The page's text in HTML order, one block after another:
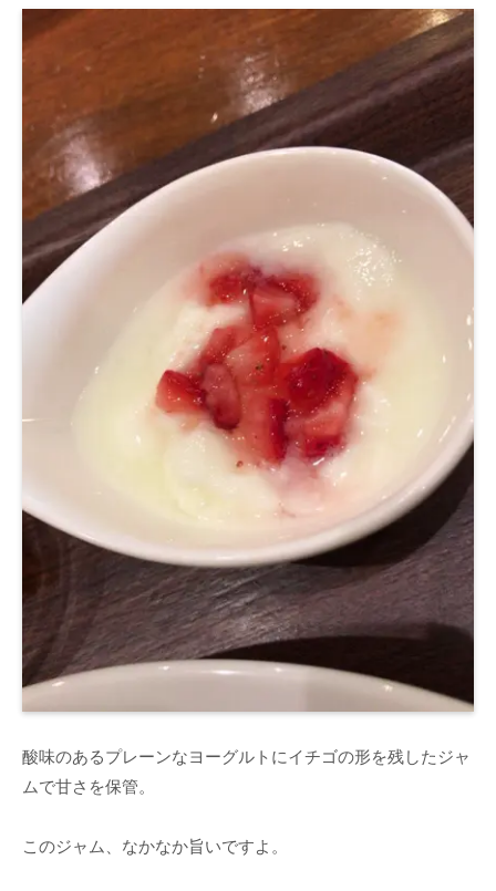
酸味のあるプレーンなヨーグルトにイチゴの形を残したジャ
ムで甘さを保管。
このジャム、なかなか旨いですよ。